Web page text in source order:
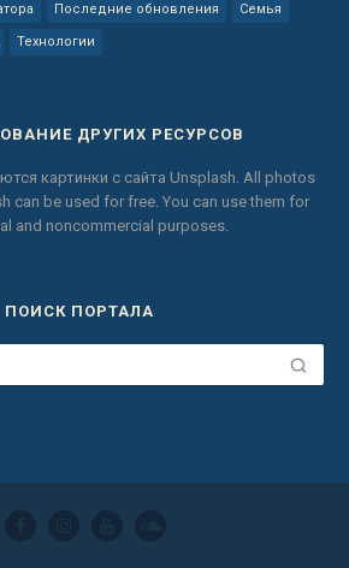
Последние обновления Семья
Технологии
ДРУГИХ РЕСУРСОВ
картинки с сайта Unsplash. All photos
can be used for free. You can use them for
and noncommercial purposes.
ПОИСК ПОРТАЛА